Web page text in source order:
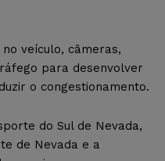
veículo, câmeras,
para desenvolver
o congestionamento.
do Sul de Nevada,
de Nevada e a